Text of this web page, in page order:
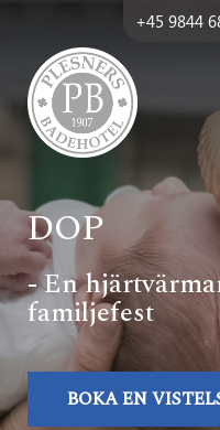
+45 9844
DOP
- En
familjefest
BOKA EN